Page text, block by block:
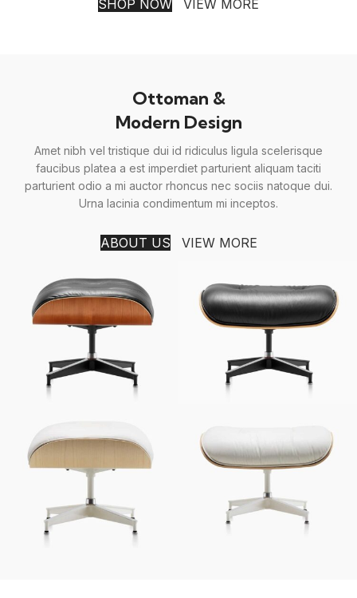
SHOP NOW VIEW MORE
Ottoman &
Modern Design
Amet nibh vel tristique dui id ridiculus ligula scelerisque
faucibus platea a est imperdiet parturient aliquam taciti
parturient odio a mi auctor rhoncus nec sociis natoque dui.
Urna lacinia condimentum mi inceptos.
ABOUT US VIEW MORE